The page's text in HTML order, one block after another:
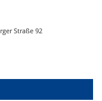
Straße 92